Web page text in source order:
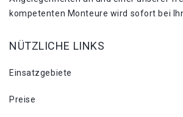
kompetenten Monteure wird sofort bei
NÜTZLICHE LINKS
Einsatzgebiete
Preise